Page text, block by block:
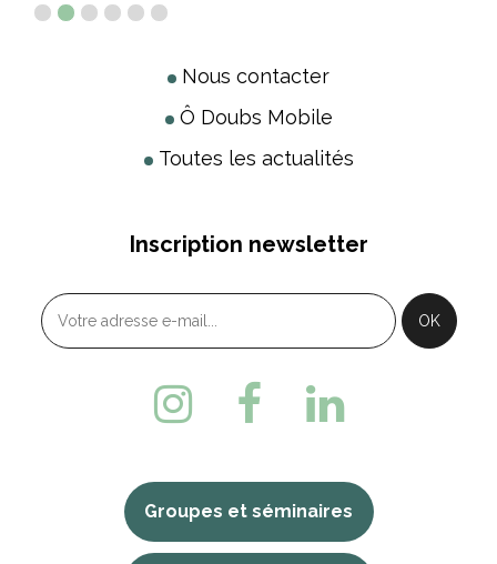
Nous contacter
Ô Doubs Mobile
Toutes les actualités
Inscription newsletter
Groupes et séminaires